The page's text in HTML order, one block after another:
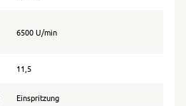
6500 U/min
11,5
Einspritzung